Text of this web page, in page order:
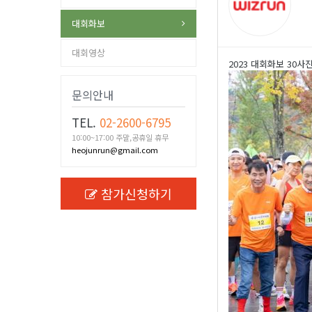
대회화보
대회영상
문의안내
TEL. 02-2600-6795
10:00~17:00 주말,공휴일 휴무
heojunrun@gmail.com
참가신청하기
2023 대회화보 30사